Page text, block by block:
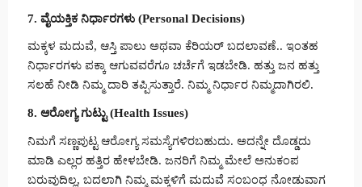
7. ವೈಯಕ್ತಿಕ ನಿರ್ಧಾರಗಳು (Personal Decisions)
ಮಕ್ಕಳ ಮದುವೆ, ಆಸ್ತಿ ಪಾಲು ಅಥವಾ ಕೆರಿಯರ್ ಬದಲಾವಣೆ.. ಇಂತಹ
ನಿರ್ಧಾರಗಳು ಪಕ್ಕಾ ಆಗುವವರೆಗೂ ಚರ್ಚೆಗೆ ಇಡಬೇಡಿ. ಹತ್ತು ಜನ ಹತ್ತು
ಸಲಹೆ ನೀಡಿ ನಿಮ್ಮ ದಾರಿ ತಪ್ಪಿಸುತ್ತಾರೆ. ನಿಮ್ಮ ನಿರ್ಧಾರ ನಿಮ್ಮದಾಗಿರಲಿ.
8. ಆರೋಗ್ಯ ಗುಟ್ಟು (Health Issues)
ನಿಮಗೆ ಸಣ್ಣಪುಟ್ಟ ಆರೋಗ್ಯ ಸಮಸ್ಯೆಗಳಿರಬಹುದು. ಅದನ್ನೇ ದೊಡ್ಡದು
ಮಾಡಿ ಎಲ್ಲರ ಹತ್ತಿರ ಹೇಳಬೇಡಿ. ಜನರಿಗೆ ನಿಮ್ಮ ಮೇಲೆ ಅನುಕಂಪ
ಬರುವುದಿಲ್ಲ, ಬದಲಾಗಿ ನಿಮ್ಮ ಮಕ್ಕಳಿಗೆ ಮದುವೆ ಸಂಬಂಧ ನೋಡುವಾಗ